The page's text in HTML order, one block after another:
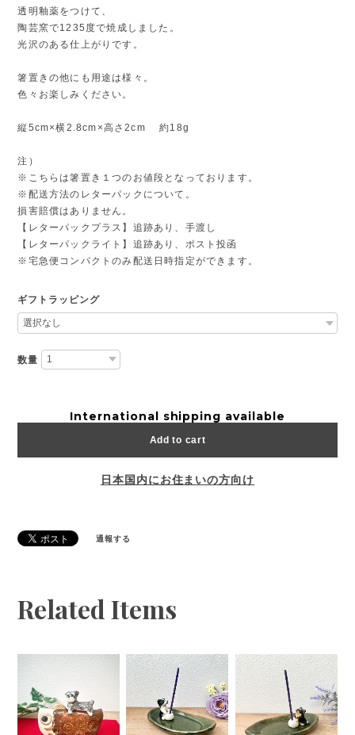
透明釉薬をつけて、
陶芸窯で1235度で焼成しました。
光沢のある仕上がりです。
箸置きの他にも用途は様々。
色々お楽しみください。
縦5cm×横2.8cm×高さ2cm 約18g
注）
※こちらは箸置き１つのお値段となっております。
※配送方法のレターパックについて。
損害賠償はありません。
【レターパックプラス】追跡あり、手渡し
【レターパックライト】追跡あり、ポスト投函
※宅急便コンパクトのみ配送日時指定ができます。
ギフトラッピング
数量
International shipping available
Add to cart
日本国内にお住まいの方向け
通報する
Related Items